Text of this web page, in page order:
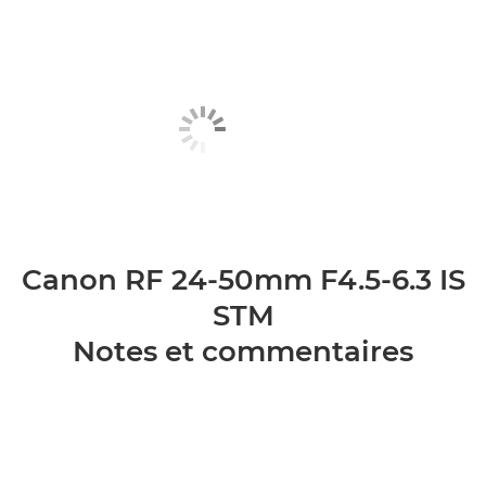
Canon RF 24-50mm F4.5-6.3 IS
STM
Notes et commentaires